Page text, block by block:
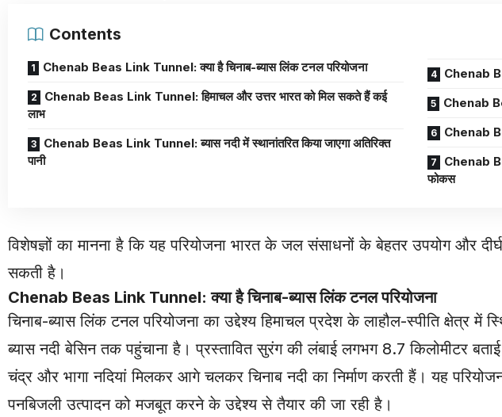
Contents
Chenab Beas Link Tunnel: क्या है चिनाब-ब्यास लिंक टनल परियोजना
Chenab Beas Link Tunnel: हिमाचल और उत्तर भारत को मिल सकते हैं कई
लाभ
Chenab Beas Link Tunnel: ब्यास नदी में स्थानांतरित किया जाएगा अतिरिक्त
पानी
Chenab
Chenab
Chenab
Chenab
फोकस
विशेषज्ञों का मानना है कि यह परियोजना भारत के जल संसाधनों के बेहतर उपयोग और
सकती है।
Chenab Beas Link Tunnel: क्या है चिनाब-ब्यास लिंक टनल परियोजना
चिनाब-ब्यास लिंक टनल परियोजना का उद्देश्य हिमाचल प्रदेश के लाहौल-स्पीति क्षेत्र
ब्यास नदी बेसिन तक पहुंचाना है। प्रस्तावित सुरंग की लंबाई लगभग 8.7 किलोमीटर
चंद्र और भागा नदियां मिलकर आगे चलकर चिनाब नदी का निर्माण करती हैं। यह
पनबिजली उत्पादन को मजबूत करने के उद्देश्य से तैयार की जा रही है।